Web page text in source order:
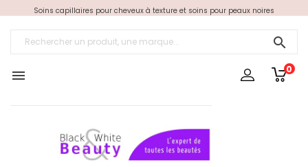
Soins capillaires pour cheveux à texture et soins pour peaux noires

 0